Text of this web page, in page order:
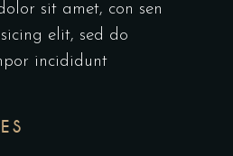
sit amet, con sen
elit, sed do
incididunt